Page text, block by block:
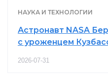
НАУКА И ТЕХНОЛОГИИ
Астронавт NASA
с уроженцем
2026-07-31